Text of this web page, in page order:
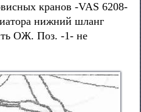
кранов -VAS 6208-
нижний шланг
ОЖ. Поз. -1- не